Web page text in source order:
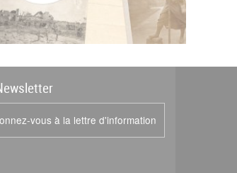
letter
vous à la lettre d'information